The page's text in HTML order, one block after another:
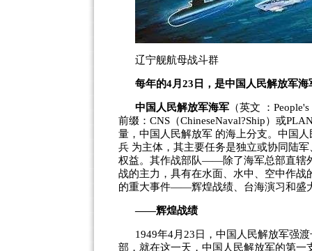
辽宁舰航母战斗群
每年的4月 23 日，是中国人民解放军
中国人民解放军海军 （英文 ：
前缀： CNS （ChineseNaval?Ship）或
量，中国人民解放军 的海上分支。中国
兵 为主体，其主要任务是独立或协同陆
权益。其作战部队——除了海军总部直辖
战的主力，具有在水面、水中、空中作
的重大事件——辉煌战绩、台海演习和盛
——辉煌战绩
1949年4月 23 日，中国人民解放军强
部，就在这一天，中国人民解放军的第一